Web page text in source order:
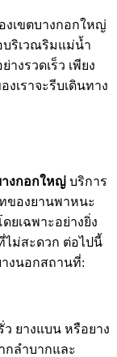
เขตบางกอกใหญ่
ริเวณริมแม่น้ำ
างรวดเร็ว เพียง
งเราจะรีบเดินทาง
างกอกใหญ่ บริการ
ของยานพาหนะ
ยเฉพาะอย่างยิ่ง
ม่สะดวก ต่อไปนี้
งนอกสถานที่:
ยางแบน หรือยาง
กลําบากและ